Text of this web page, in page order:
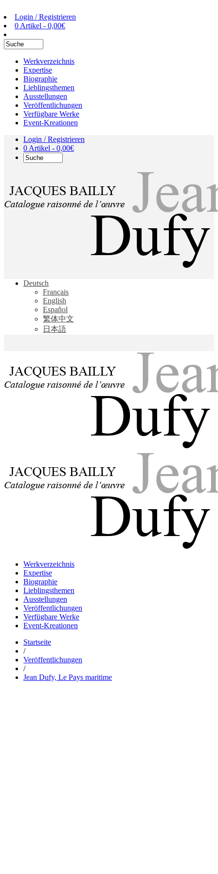
Login / Registrieren
0 Artikel - 0,00€
Werkverzeichnis
Expertise
Biographie
Lieblingsthemen
Ausstellungen
Veröffentlichungen
Verfügbare Werke
Event-Kreationen
Login / Registrieren
0 Artikel - 0,00€
Jean Dufy
Jacques Bailly - Catalogue raisonné de l'œuvre de Jean Dufy
Deutsch
Français
English
Español
繁体中文
日本語
Jean Dufy
Jacques Bailly - Catalogue raisonné de l'œuvre de Jean Dufy
Jean Dufy
Jacques Bailly - Catalogue raisonné de l'œuvre de Jean Dufy
Werkverzeichnis
Expertise
Biographie
Lieblingsthemen
Ausstellungen
Veröffentlichungen
Verfügbare Werke
Event-Kreationen
Startseite
/
Veröffentlichungen
/
Jean Dufy, Le Pays maritime